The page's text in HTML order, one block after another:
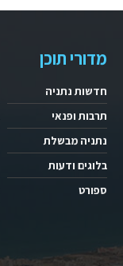
מדורי תוכן
חדשות נתניה
תרבות ופנאי
נתניה מבשלת
בלוגים ודעות
ספורט